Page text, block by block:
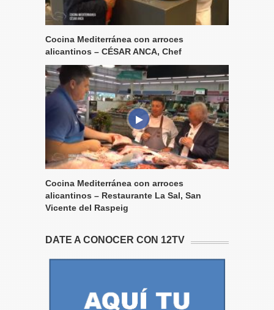
Cocina Mediterránea con arroces
alicantinos – CÉSAR ANCA, Chef
Cocina Mediterránea con arroces
alicantinos – Restaurante La Sal, San
Vicente del Raspeig
DATE A CONOCER CON 12TV